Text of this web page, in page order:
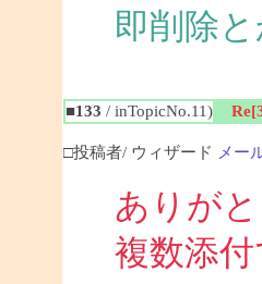
即削除
■133 / inTopicNo.11)
□投稿者/ ウィザード メー
ありが
複数添